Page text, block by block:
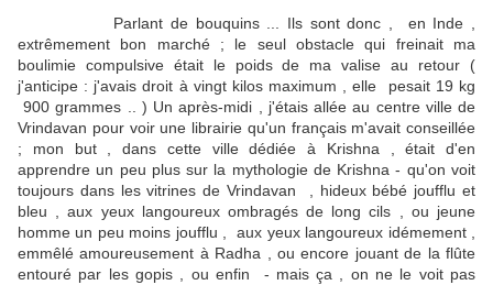
Parlant de bouquins ... Ils sont donc , en Inde ,
extrêmement bon marché ; le seul obstacle qui freinait ma
boulimie compulsive était le poids de ma valise au retour (
j'anticipe : j'avais droit à vingt kilos maximum , elle pesait 19 kg
900 grammes .. ) Un après-midi , j'étais allée au centre ville de
Vrindavan pour voir une librairie qu'un français m'avait conseillée
; mon but , dans cette ville dédiée à Krishna , était d'en
apprendre un peu plus sur la mythologie de Krishna - qu'on voit
toujours dans les vitrines de Vrindavan , hideux bébé joufflu et
bleu , aux yeux langoureux ombragés de long cils , ou jeune
homme un peu moins joufflu , aux yeux langoureux idémement ,
emmêlé amoureusement à Radha , ou encore jouant de la flûte
entouré par les gopis , ou enfin - mais ça , on ne le voit pas